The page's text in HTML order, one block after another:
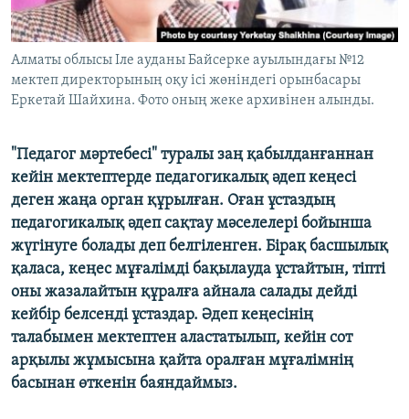
Басқа тілдерде
Алматы облысы Іле ауданы Байсерке ауылындағы №12
мектеп директорының оқу ісі жөніндегі орынбасары
Еркетай Шайхина. Фото оның жеке архивінен алынды.
"Педагог мәртебесі" туралы заң қабылданғаннан
кейін мектептерде педагогикалық әдеп кеңесі
деген жаңа орган құрылған. Оған ұстаздың
педагогикалық әдеп сақтау мәселелері бойынша
жүгінуге болады деп белгіленген. Бірақ басшылық
қаласа, кеңес мұғалімді бақылауда ұстайтын, тіпті
оны жазалайтын құралға айнала салады дейді
кейбір белсенді ұстаздар. Әдеп кеңесінің
талабымен мектептен аластатылып, кейін сот
арқылы жұмысына қайта оралған мұғалімнің
басынан өткенін баяндаймыз.